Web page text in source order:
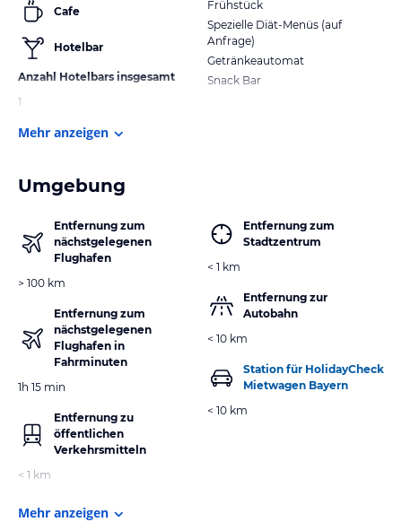
Cafe
Hotelbar
Anzahl Hotelbars insgesamt
1
Frühstück
Spezielle Diät-Menüs (auf
Anfrage)
Getränkeautomat
Snack Bar
Mehr anzeigen
Umgebung
Entfernung zum
nächstgelegenen
Flughafen
> 100 km
Entfernung zum
nächstgelegenen
Flughafen in
Fahrminuten
1h 15 min
Entfernung zu
öffentlichen
Verkehrsmitteln
< 1 km
Entfernung zum
Stadtzentrum
< 1 km
Entfernung zur
Autobahn
< 10 km
Station für HolidayCheck
Mietwagen Bayern
< 10 km
Mehr anzeigen